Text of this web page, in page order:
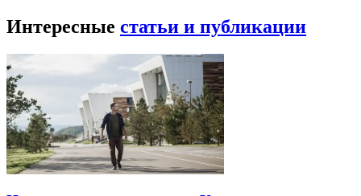
Интересные статьи и публикации